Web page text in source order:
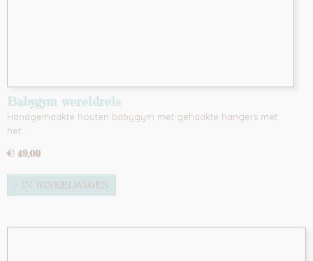
Babygym wereldreis
Handgemaakte houten babygym met gehaakte hangers met
het…
€ 49,00
IN WINKELWAGEN